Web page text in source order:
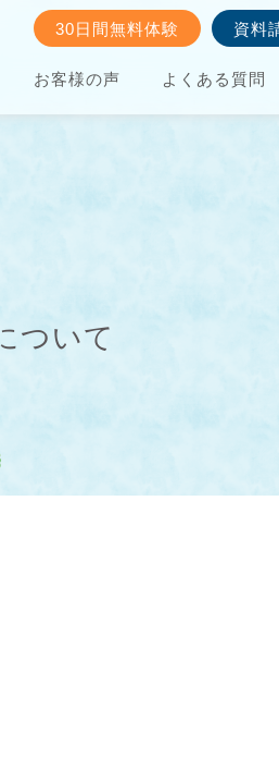
お客様の声 よくある質問
30日間無料体験 資料
ついて